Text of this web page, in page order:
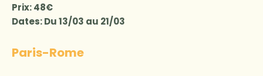
Prix: 48€
Dates: Du 13/03 au 21/03
Paris-Rome